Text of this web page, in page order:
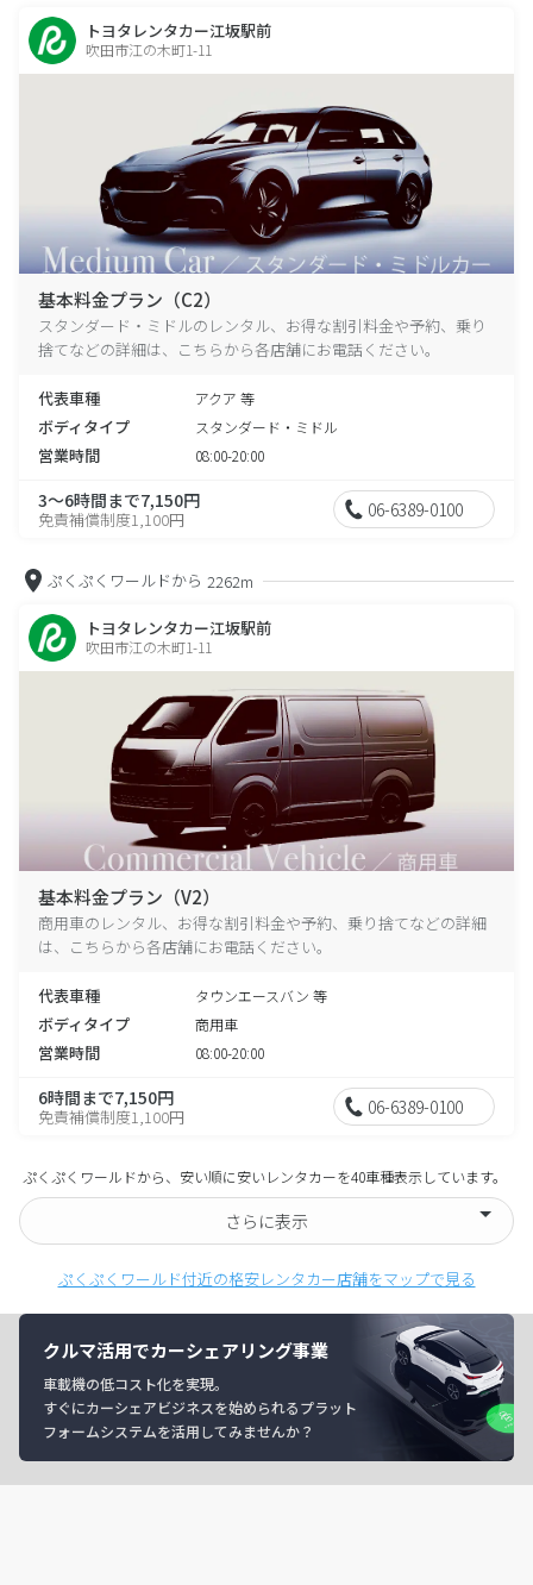
トヨタレンタカー江坂駅前
吹田市江の木町1-11
基本料金プラン（C2）
スタンダード・ミドルのレンタル、お得な割引料金や予約、乗り
捨てなどの詳細は、こちらから各店舗にお電話ください。
代表車種 アクア 等
ボディタイプ スタンダード・ミドル
営業時間 08:00-20:00
3～6時間まで7,150円
免責補償制度1,100円 06-6389-0100
ぷくぷくワールドから 2262m
トヨタレンタカー江坂駅前
吹田市江の木町1-11
基本料金プラン（V2）
商用車のレンタル、お得な割引料金や予約、乗り捨てなどの詳細
は、こちらから各店舗にお電話ください。
代表車種 タウンエースバン 等
ボディタイプ 商用車
営業時間 08:00-20:00
6時間まで7,150円
免責補償制度1,100円 06-6389-0100
ぷくぷくワールドから、安い順に安いレンタカーを40車種表示しています。
さらに表示
ぷくぷくワールド付近の格安レンタカー店舗をマップで見る
クルマ活用でカーシェアリング事業
車載機の低コスト化を実現。
すぐにカーシェアビジネスを始められるプラット
フォームシステムを活用してみませんか？